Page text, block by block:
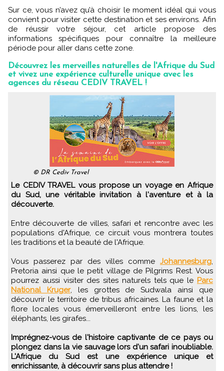
Sur ce, vous n’avez qu’à choisir le moment idéal qui vous
convient pour visiter cette destination et ses environs. Afin
de réussir votre séjour, cet article propose des
informations spécifiques pour connaître la meilleure
période pour aller dans cette zone.
Découvrez les merveilles naturelles de l'Afrique du Sud
et vivez une expérience culturelle unique avec les
agences du réseau CEDIV TRAVEL !
© DR Cediv Travel
Le CEDIV TRAVEL vous propose un voyage en Afrique
du Sud, une véritable invitation à l'aventure et à la
découverte.
Entre découverte de villes, safari et rencontre avec les
populations d'Afrique, ce circuit vous montrera toutes
les traditions et la beauté de l'Afrique.
Vous passerez par des villes comme Johannesburg,
Pretoria ainsi que le petit village de Pilgrims Rest. Vous
pourrez aussi visiter des sites naturels tels que le Parc
National Kruger, les grottes de Sudwala ainsi que
découvrir le territoire de tribus africaines. La faune et la
flore locales vous émerveilleront entre les lions, les
éléphants, les girafes...
Imprégnez-vous de l'histoire captivante de ce pays ou
plongez dans la vie sauvage lors d'un safari inoubliable.
L'Afrique du Sud est une expérience unique et
enrichissante, à découvrir sans plus attendre !